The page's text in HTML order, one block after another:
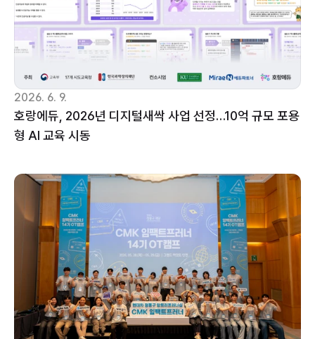
2026. 6. 9.
호랑에듀, 2026년 디지털새싹 사업 선정…10억 규모 포용
형 AI 교육 시동